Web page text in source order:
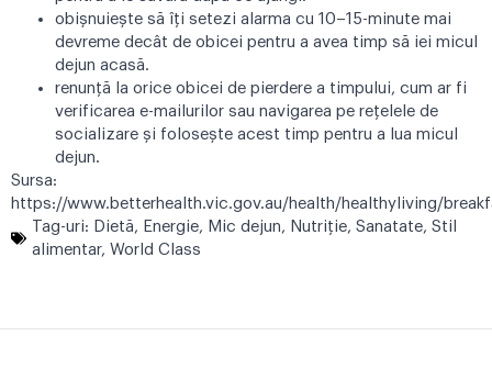
obișnuiește să îți setezi alarma cu 10–15-minute mai
devreme decât de obicei pentru a avea timp să iei micul
dejun acasă.
renunță la orice obicei de pierdere a timpului, cum ar fi
verificarea e-mailurilor sau navigarea pe rețelele de
socializare și folosește acest timp pentru a lua micul
dejun.
Sursa:
https://www.betterhealth.vic.gov.au/health/healthyliving/
Tag-uri: Dietă, Energie, Mic dejun, Nutriţie, Sanatate, Stil
alimentar, World Class